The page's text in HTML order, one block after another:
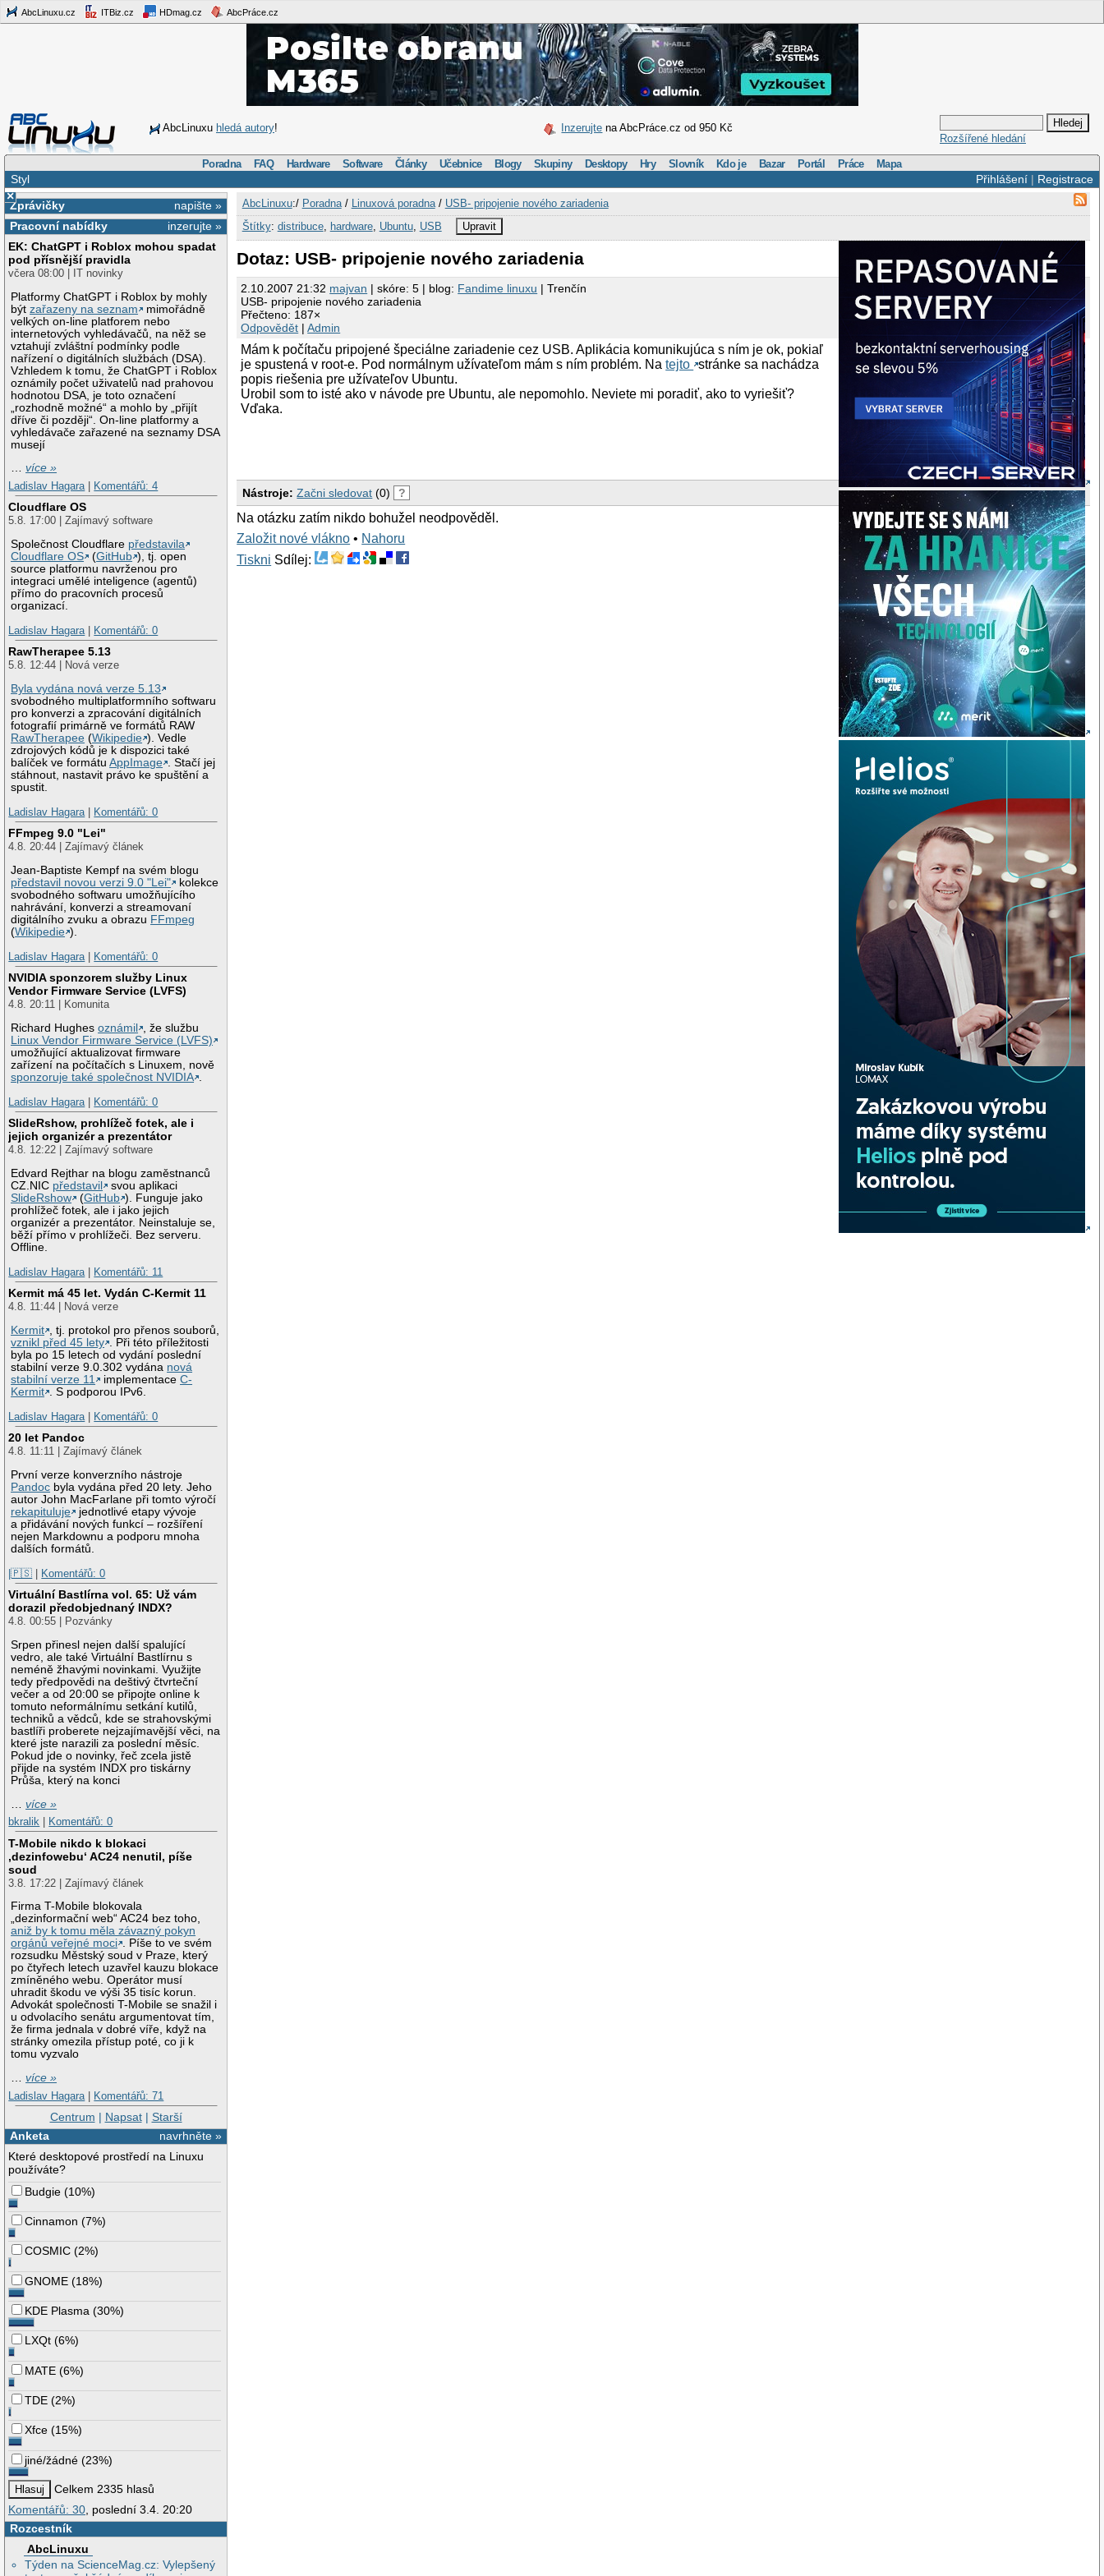
AbcLinuxu.cz ITBiz.cz HDmag.cz AbcPráce.cz
AbcLinuxu hledá autory! Inzerujte na AbcPráce.cz od 950 Kč
Rozšířené hledání
Poradna FAQ Hardware Software Články Učebnice Blogy Skupiny Desktopy Hry Slovník Kdo je Bazar Portál Práce Mapa
Přihlášení| Registrace
Styl
×
napište »
Zprávičky
inzerujte »
Pracovní nabídky
EK: ChatGPT i Roblox mohou spadat
pod přísnější pravidla
včera 08:00 | IT novinky
Platformy ChatGPT i Roblox by mohly
býtzařazeny na seznam
mimořádně
velkých on-line platforem nebo
internetových vyhledávačů, na něž se
vztahují zvláštní podmínky podle
nařízení o digitálních službách (DSA).
Vzhledem k tomu, že ChatGPT i Roblox
oznámily počet uživatelů nad prahovou
hodnotou DSA, je toto označení
„rozhodně možné“ a mohlo by „přijít
dříve či později“. On-line platformy a
vyhledávače zařazené na seznamy DSA
musejí
…více »
Ladislav Hagara
Komentářů: 4
Cloudflare OS
5.8. 17:00 | Zajímavý software
Společnost Cloudflare představila
Cloudflare OS
(GitHub ), tj. open
source platformu navrženou pro
integraci umělé inteligence (agentů)
přímo do pracovních procesů
organizací.
Ladislav Hagara
Komentářů: 0
RawTherapee 5.13
5.8. 12:44 | Nová verze
Byla vydána nová verze 5.13
svobodného multiplatformního softwaru
pro konverzi a zpracování digitálních
fotografií primárně ve formátů RAW
RawTherapee (Wikipedie ). Vedle
zdrojových kódů je k dispozici také
balíček ve formátuAppImage . Stačí jej
stáhnout, nastavit právo ke spuštění a
spustit.
Ladislav Hagara
Komentářů: 0
FFmpeg 9.0 "Lei"
4.8. 20:44 | Zajímavý článek
Jean-Baptiste Kempf na svém blogu
představil novou verzi 9.0 "Lei"
kolekce
svobodného softwaru umožňujícího
nahrávání, konverzi a streamovaní
digitálního zvuku a obrazu FFmpeg
(Wikipedie ).
Ladislav Hagara
Komentářů: 0
NVIDIA sponzorem služby Linux
Vendor Firmware Service (LVFS)
4.8. 20:11 | Komunita
Richard Hughesoznámil
, že službu
Linux Vendor Firmware Service (LVFS)
umožňující aktualizovat firmware
zařízení na počítačích s Linuxem, nově
sponzoruje také společnost NVIDIA .
Ladislav Hagara | Komentářů: 0
SlideRshow, prohlížeč fotek, ale i
jejich organizér a prezentátor
4.8. 12:22 | Zajímavý software
Edvard Rejthar na blogu zaměstnanců
CZ.NIC představil
svou aplikaci
SlideRshow
(GitHub ). Funguje jako
prohlížeč fotek, ale i jako jejich
organizér a prezentátor. Neinstaluje se,
běží přímo v prohlížeči. Bez serveru.
Offline.
Ladislav Hagara | Komentářů: 11
Kermit má 45 let. Vydán C-Kermit 11
4.8. 11:44 | Nová verze
Kermit , tj. protokol pro přenos souborů,
vznikl před 45 lety . Při této příležitosti
byla po 15 letech od vydání poslední
stabilní verze 9.0.302 vydána nová
stabilní verze 11
implementaceC-
Kermit . S podporou IPv6.
Ladislav Hagara | Komentářů: 0
20 let Pandoc
4.8. 11:11 | Zajímavý článek
První verze konverzního nástroje
Pandoc byla vydána před 20 lety. Jeho
autor John MacFarlane při tomto výročí
rekapituluje
jednotlivé etapy vývoje
a přidávání nových funkcí – rozšíření
nejen Markdownu a podporu mnoha
dalších formátů.
|🇵🇸 | Komentářů: 0
Virtuální Bastlírna vol. 65: Už vám
dorazil předobjednaný INDX?
4.8. 00:55 | Pozvánky
Srpen přinesl nejen další spalující
vedro, ale také Virtuální Bastlírnu s
neméně žhavými novinkami. Využijte
tedy předpovědi na deštivý čtvrteční
večer a od 20:00 se připojte online k
tomuto neformálnímu setkání kutilů,
techniků a vědců, kde se strahovskými
bastlíři proberete nejzajímavější věci, na
které jste narazili za poslední měsíc.
Pokud jde o novinky, řeč zcela jistě
přijde na systém INDX pro tiskárny
Průša, který na konci
…více »
bkralik
Komentářů: 0
T-Mobile nikdo k blokaci
‚dezinfowebu‘ AC24 nenutil, píše
soud
3.8. 17:22 | Zajímavý článek
Firma T-Mobile blokovala
„dezinformační web“ AC24 bez toho,
aniž by k tomu měla závazný pokyn
orgánů veřejné moci . Píše to ve svém
rozsudku Městský soud v Praze, který
po čtyřech letech uzavřel kauzu blokace
zmíněného webu. Operátor musí
uhradit škodu ve výši 35 tisíc korun.
Advokát společnosti T-Mobile se snažil i
u odvolacího senátu argumentovat tím,
že firma jednala v dobré víře, když na
stránky omezila přístup poté, co ji k
tomu vyzvalo
…více »
Ladislav Hagara | Komentářů: 71
Centrum | Napsat| Starší
navrhněte »
Anketa
Které desktopové prostředí na Linuxu
používáte?
Budgie (10%)
Cinnamon (7%)
COSMIC (2%)
GNOME (18%)
KDE Plasma (30%)
LXQt (6%)
MATE (6%)
TDE (2%)
Xfce (15%)
jiné/žádné (23%)
Celkem 2335 hlasů
Komentářů: 30, poslední 3.4. 20:20
Rozcestník
AbcLinuxu
Týden na ScienceMag.cz: Vylepšený
AbcLinuxu:/ Poradna/ Linuxová poradna/ USB- pripojenie nového zariadenia
Štítky: distribuce, hardware, Ubuntu, USB Upravit
Dotaz: USB- pripojenie nového zariadenia
2.10.2007 21:32 majvan | skóre: 5 | blog: Fandime linuxu | Trenčín
USB- pripojenie nového zariadenia
Přečteno: 187×
Odpovědět |Admin
Mám k počítaču pripojené špeciálne zariadenie cez USB. Aplikácia komunikujúca s ním je ok, pokiaľ
je spustená v root-e. Pod normálnym užívateľom mám s ním problém. Natejto stránke sa nachádza
popis riešenia pre užívateľov Ubuntu.
Urobil som to isté ako v návode pre Ubuntu, ale nepomohlo. Neviete mi poradiť, ako to vyriešiť?
Vďaka.
Nástroje: Začni sledovat (0) ?
Na otázku zatím nikdo bohužel neodpověděl.
Založit nové vlákno • Nahoru
Tiskni Sdílej: